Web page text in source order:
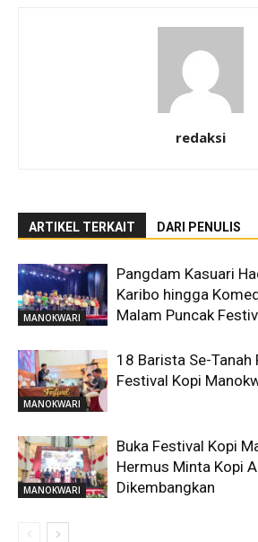
redaksi
ARTIKEL TERKAIT DARI PENULIS
MANOKWARI
Pangdam Kasuari
Karibo hingga
Malam Puncak
MANOKWARI
18 Barista Se-Tanah
Festival Kopi
MANOKWARI
Buka Festival Kopi
Hermus Minta Kopi
Dikembangkan